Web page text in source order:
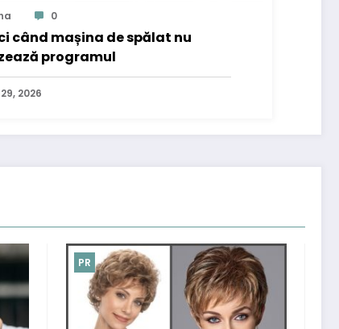
0
când mașina de spălat nu
programul
2026
PR